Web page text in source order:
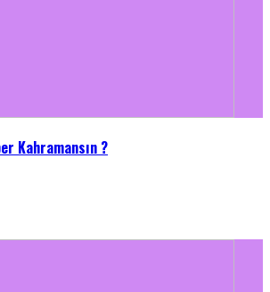
Kahramansın ?